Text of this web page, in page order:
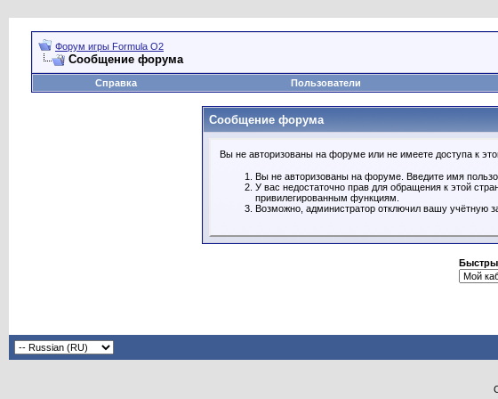
Форум игры Formula O2
Сообщение форума
Справка Пользователи
Сообщение форума
Вы не авторизованы на форуме или не имеете доступа к
Вы не авторизованы на форуме. Введите имя
У вас недостаточно прав для обращения к этой
привилегированным функциям.
Возможно, администратор отключил вашу учётную